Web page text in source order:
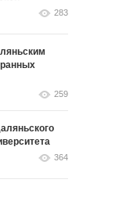
283
259
364